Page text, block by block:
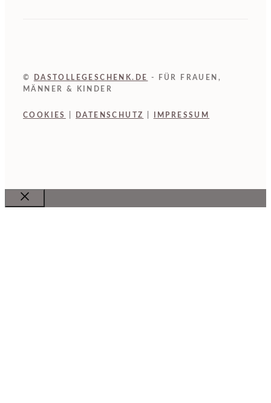
© DASTOLLEGESCHENK.DE
- FÜR FRAUEN,
MÄNNER & KINDER
COOKIES DATENSCHUTZ IMPRESSUM